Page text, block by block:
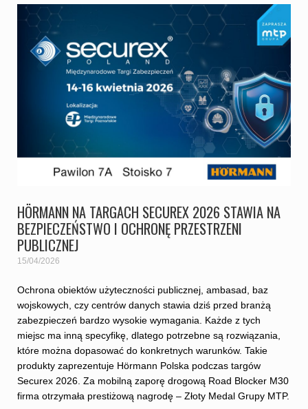
HÖRMANN NA TARGACH SECUREX 2026 STAWIA NA
BEZPIECZEŃSTWO I OCHRONĘ PRZESTRZENI
PUBLICZNEJ
15/04/2026
Ochrona obiektów użyteczności publicznej, ambasad, baz
wojskowych, czy centrów danych stawia dziś przed branżą
zabezpieczeń bardzo wysokie wymagania. Każde z tych
miejsc ma inną specyfikę, dlatego potrzebne są rozwiązania,
które można dopasować do konkretnych warunków. Takie
produkty zaprezentuje Hörmann Polska podczas targów
Securex 2026. Za mobilną zaporę drogową Road Blocker M30
firma otrzymała prestiżową nagrodę – Złoty Medal Grupy MTP.